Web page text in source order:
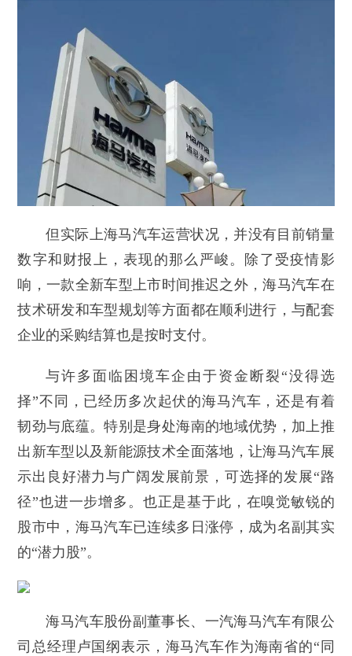
但实际上海马汽车运营状况，并没有目前销量
数字和财报上，表现的那么严峻。除了受疫情影
响，一款全新车型上市时间推迟之外，海马汽车在
技术研发和车型规划等方面都在顺利进行，与配套
企业的采购结算也是按时支付。
与许多面临困境车企由于资金断裂“没得选
择”不同，已经历多次起伏的海马汽车，还是有着
韧劲与底蕴。特别是身处海南的地域优势，加上推
出新车型以及新能源技术全面落地，让海马汽车展
示出良好潜力与广阔发展前景，可选择的发展“路
径”也进一步增多。也正是基于此，在嗅觉敏锐的
股市中，海马汽车已连续多日涨停，成为名副其实
的“潜力股”。
海马汽车股份副董事长、一汽海马汽车有限公
司总经理卢国纲表示，海马汽车作为海南省的“同